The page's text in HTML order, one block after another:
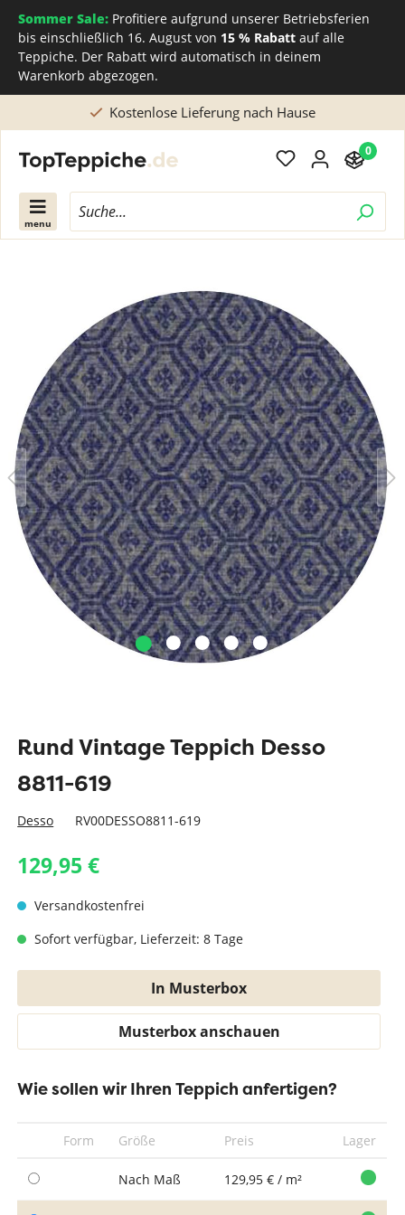
Sommer Sale: Profitiere aufgrund unserer Betriebsferien
bis einschließlich 16. August von 15 % Rabatt auf alle
Teppiche. Der Rabatt wird automatisch in deinem
Warenkorb abgezogen.
Direkt beim Teppichhersteller kaufen
menu
0
Rund Vintage Teppich Desso
8811-619
Desso RV00DESSO8811-619
129,95 €
Versandkostenfrei
Sofort verfügbar, Lieferzeit: 8 Tage
In Musterbox
Musterbox anschauen
Wie sollen wir Ihren Teppich anfertigen?
Form Größe Preis Lager
Nach Maß 129,95 € / m²